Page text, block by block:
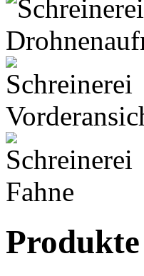
Produkte